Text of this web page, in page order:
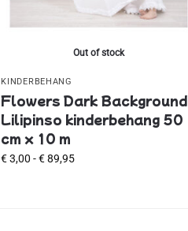
Out of stock
KINDERBEHANG
Flowers Dark Background
Lilipinso kinderbehang 50
cm x 10 m
€3,00 - €89,95